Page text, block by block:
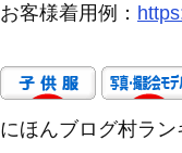
お客様着用例：
にほんブログ村ラ